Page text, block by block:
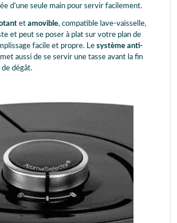
d’une seule main pour servir facilement.
et amovible, compatible lave-vaisselle,
et peut se poser à plat sur votre plan de
facile et propre. Le système anti-
aussi de se servir une tasse avant la fin
de dégât.